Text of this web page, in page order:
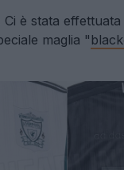
Ci è stata
maglia "